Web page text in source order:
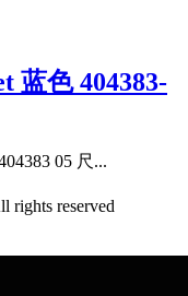
蓝色 404383-
05 尺...
rights reserved